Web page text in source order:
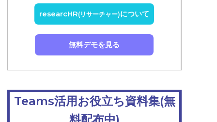
researcHR(リサーチャー)について
無料デモを見る
Teams活用お役立ち資料集(無